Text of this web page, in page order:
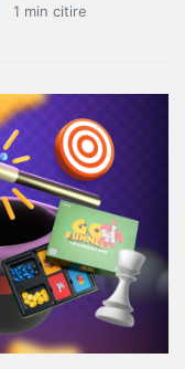
1 min citire